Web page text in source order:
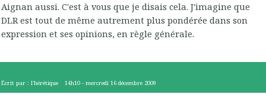
Aignan aussi. C'est à vous que je disais cela. J'imagine que
DLR est tout de même autrement plus pondérée dans son
expression et ses opinions, en règle générale.
Écrit par : l'hérétique 14h10 -mercredi 16 décembre 2009